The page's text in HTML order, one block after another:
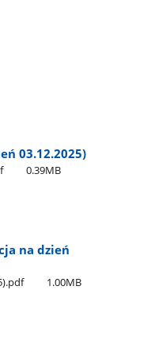
03.12.2025)
0.39MB
na dzień
1.00MB